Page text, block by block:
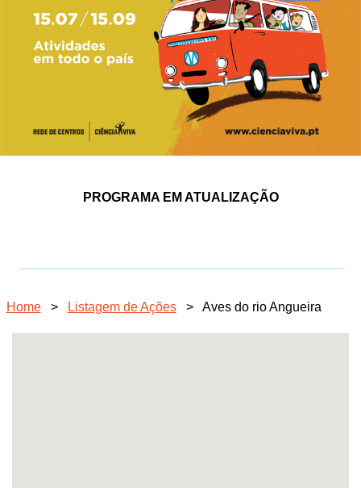
PROGRAMA EM ATUALIZAÇÃO
Home > Listagem de Ações > Aves do rio Angueira